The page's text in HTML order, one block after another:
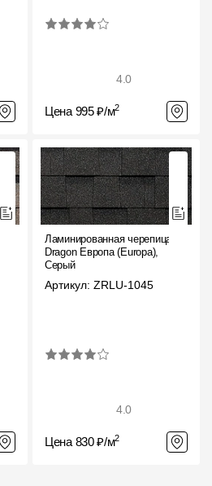
4.0
Цена 995 ₽/м2
Ламинированная черепица
Dragon Европа (Europa),
Серый
Артикул: ZRLU-1045
4.0
Цена 830 ₽/м2